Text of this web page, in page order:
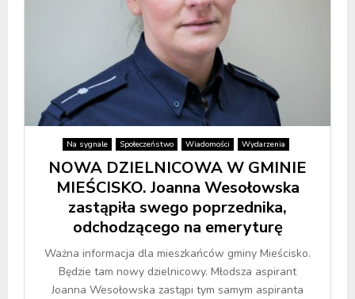
Na sygnale Społeczeństwo Wiadomości Wydarzenia
NOWA DZIELNICOWA W GMINIE
MIEŚCISKO. Joanna Wesołowska
zastąpiła swego poprzednika,
odchodzącego na emeryturę
Ważna informacja dla mieszkańców gminy Mieścisko.
Będzie tam nowy dzielnicowy. Młodsza aspirant
Joanna Wesołowska zastąpi tym samym aspiranta